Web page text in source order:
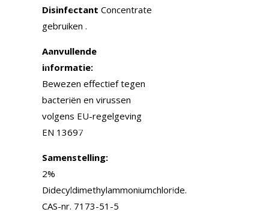
Disinfectant Concentrate
gebruiken .
Aanvullende
informatie:
Bewezen effectief tegen
bacteriën en virussen
volgens EU-regelgeving
EN 13697
Samenstelling:
2%
Didecyldimethylammoniumchloride.
CAS-nr. 7173-51-5